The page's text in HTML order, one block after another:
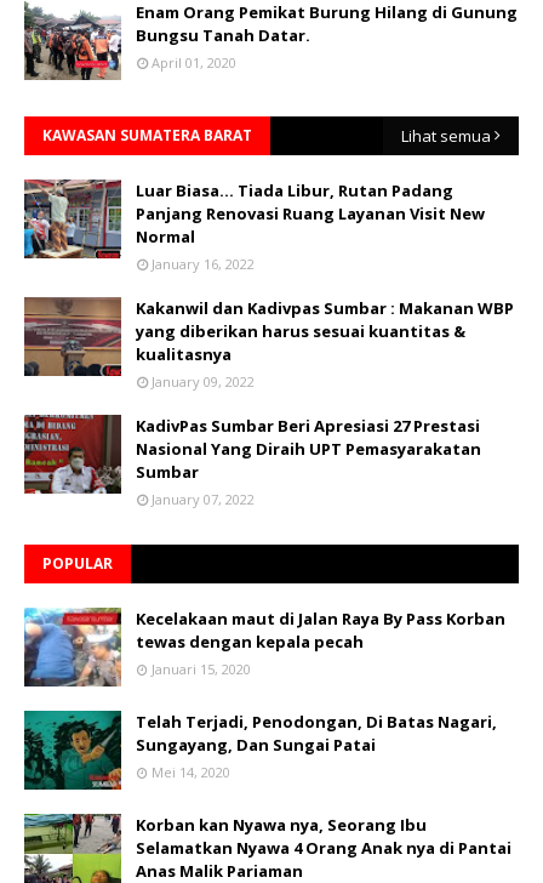
Enam Orang Pemikat Burung Hilang di Gunung
Bungsu Tanah Datar.
April 01, 2020
KAWASAN SUMATERA BARAT Lihat semua
Luar Biasa... Tiada Libur, Rutan Padang
Panjang Renovasi Ruang Layanan Visit New
Normal
January 16, 2022
Kakanwil dan Kadivpas Sumbar : Makanan WBP
yang diberikan harus sesuai kuantitas &
kualitasnya
January 09, 2022
KadivPas Sumbar Beri Apresiasi 27 Prestasi
Nasional Yang Diraih UPT Pemasyarakatan
Sumbar
January 07, 2022
POPULAR
Kecelakaan maut di Jalan Raya By Pass Korban
tewas dengan kepala pecah
Januari 15, 2020
Telah Terjadi, Penodongan, Di Batas Nagari,
Sungayang, Dan Sungai Patai
Mei 14, 2020
Korban kan Nyawa nya, Seorang Ibu
Selamatkan Nyawa 4 Orang Anak nya di Pantai
Anas Malik Pariaman